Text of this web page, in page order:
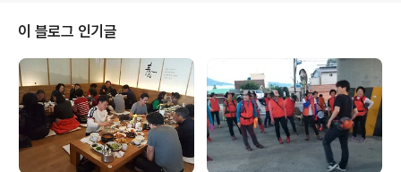
이 블로그 인기글